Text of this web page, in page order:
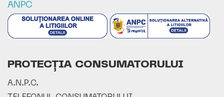
ANPC
PROTECȚIA CONSUMATORULUI
A.N.P.C.